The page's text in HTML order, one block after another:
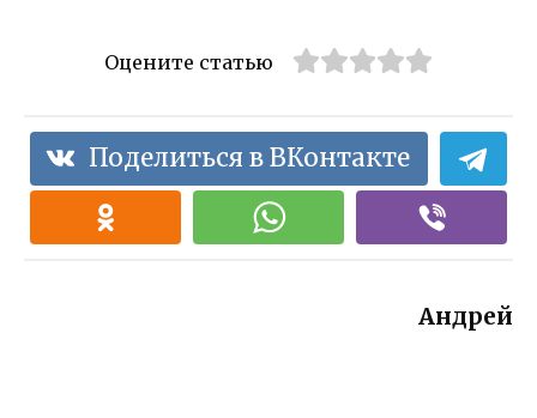
Оцените статью
Поделиться в ВКонтакте
Андрей